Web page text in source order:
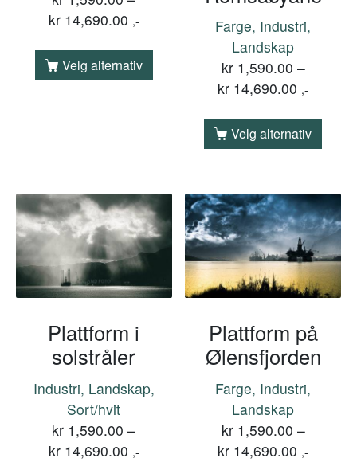
kr14,690.00 ,-
Velg alternativ
Farge, Industri,
Landskap
kr1,590.00 –
kr 14,690.00 ,-
Velg alternativ
Plattform i
solstråler
Industri, Landskap,
Sort/hvit
kr 1,590.00 –
kr14,690.00 ,-
Plattform på
Ølensfjorden
Farge, Industri,
Landskap
kr1,590.00 –
kr 14,690.00 ,-